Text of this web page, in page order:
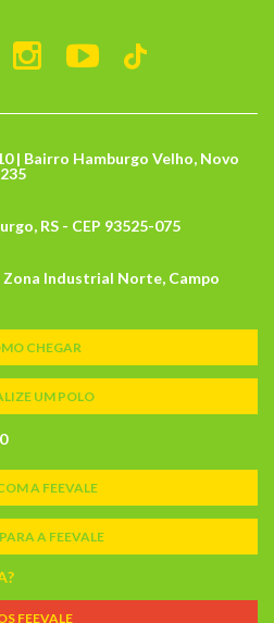
| Bairro Hamburgo Velho, Novo
RS - CEP 93525-075
Zona Industrial Norte, Campo
CHEGAR
UM POLO
A FEEVALE
A FEEVALE
FEEVALE